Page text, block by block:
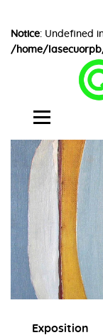
Notice: Undefined
/home/
Exposition